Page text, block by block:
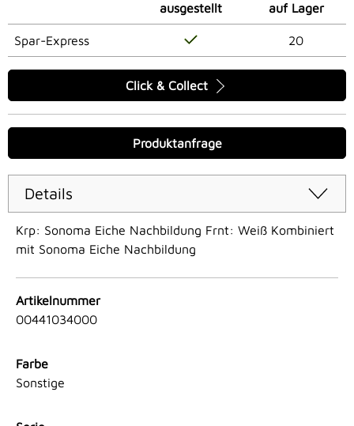
ausgestellt
auf Lager
Spar-Express 20
Click & Collect
Produktanfrage
Details
Krp: Sonoma Eiche Nachbildung Frnt: Weiß Kombiniert
mit Sonoma Eiche Nachbildung
Artikelnummer
00441034000
Farbe
Sonstige